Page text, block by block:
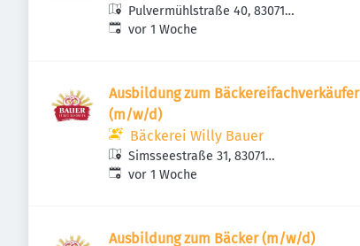
Pulvermühlstraße 40, 83071
Stephanskirchen, Deutschland
Veröffentlicht:
vor 1 Woche
Ausbildung zum Bäckereifachverkäufer
(m/w/d)
Bäckerei Willy Bauer
Simsseestraße 31, 83071
Stephanskirchen, Deutschland
Veröffentlicht:
vor 1 Woche
Ausbildung zum Bäcker (m/w/d)